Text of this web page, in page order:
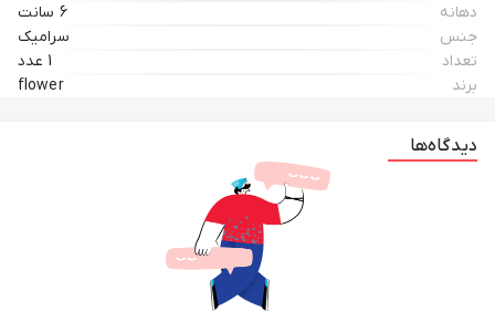
دهانه
6 سانت
جنس
سرامیک
تعداد
1 عدد
برند
flower
دیدگاه‌ها